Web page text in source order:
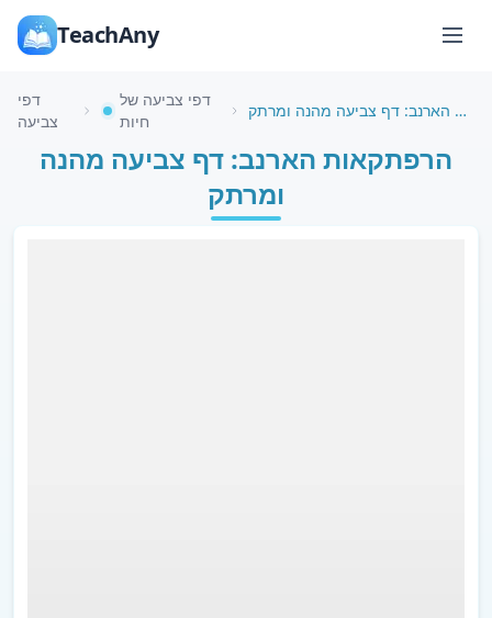
TeachAny
דפי
צביעה
דפי צביעה של
חיות
הרפתקאות הארנב: דף צביעה מהנה ומרתק
הרפתקאות הארנב: דף צביעה מהנה
ומרתק